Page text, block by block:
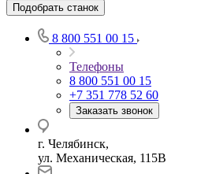
Подобрать станок
8 800 551 00 15
Телефоны
8 800 551 00 15
+7 351 778 52 60
Заказать звонок
г. Челябинск,
ул. Механическая, 115В